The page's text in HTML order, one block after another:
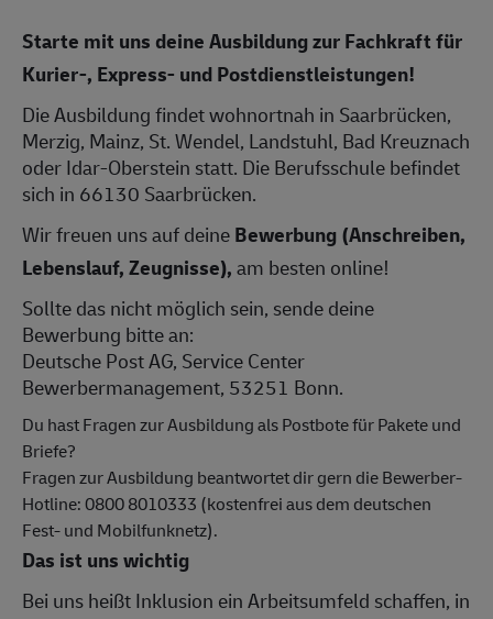
Starte mit uns deine Ausbildung zur Fachkraft für
Kurier-, Express- und Postdienstleistungen!
Die Ausbildung findet wohnortnah in Saarbrücken,
Merzig, Mainz, St. Wendel, Landstuhl, Bad Kreuznach
oder Idar-Oberstein statt. Die Berufsschule befindet
sich in 66130 Saarbrücken.
Wir freuen uns auf deineBewerbung (Anschreiben,
Lebenslauf, Zeugnisse),am besten online!
Sollte das nicht möglich sein, sende deine
Bewerbung bitte an:
Deutsche Post AG, Service Center
Bewerbermanagement, 53251 Bonn.
Du hast Fragen zur Ausbildung als Postbote für Pakete und
Briefe?
Fragen zur Ausbildung beantwortet dir gern die Bewerber-
Hotline: 0800 8010333 (kostenfrei aus dem deutschen
Fest- und Mobilfunknetz).
Das ist uns wichtig
Bei uns heißt Inklusion ein Arbeitsumfeld schaffen, in